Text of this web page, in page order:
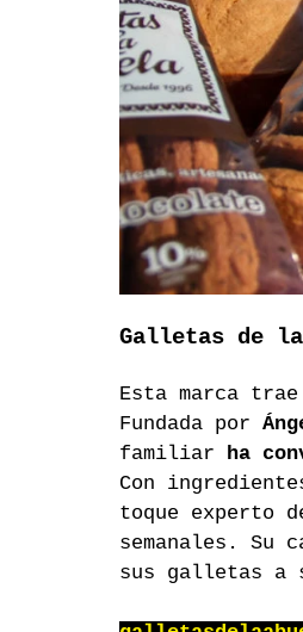
Galletas de
Esta marca
Fundada por
familiar
ha
Con
toque experto
semanales. Su
sus galletas a